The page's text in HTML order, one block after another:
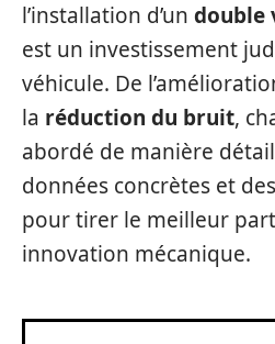
l’installation d’un double
est un investissement
véhicule. De
la réduction du bruit,
abordé de manière
données concrètes et
pour tirer le meilleur
innovation mécanique.